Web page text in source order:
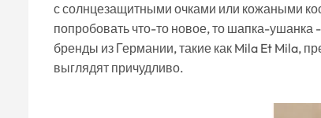
с солнцезащитными очками или кожаными
попробовать что-то новое, то шапка-
бренды из Германии, такие как Mila Et Mila,
выглядят причудливо.